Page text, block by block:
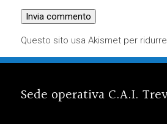
Questo sito usa Akismet per
Sede operativa C.A.I.